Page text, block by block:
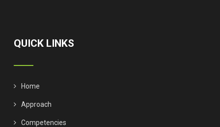
QUICK LINKS
Home
Approach
Competencies